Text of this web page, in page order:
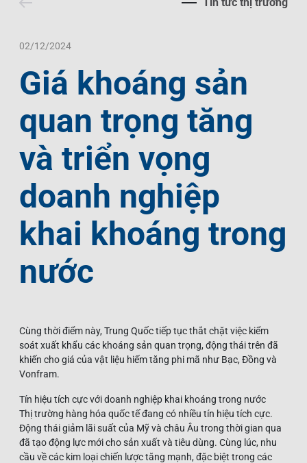
Tin Đầu Tư Tại Việt Nam
Thông Cáo Báo Chí
Ngôn Ngữ
VI
02/12/2024
Giá khoáng sản
quan trọng tăng
và triển vọng
doanh nghiệp
khai khoáng trong
nước
Cùng thời điểm này, Trung Quốc tiếp tục thắt chặt việc kiểm
soát xuất khẩu các khoáng sản quan trọng, động thái trên đã
khiến cho giá của vật liệu hiếm tăng phi mã như Bạc, Đồng và
Vonfram.
Tín hiệu tích cực với doanh nghiệp khai khoáng trong nước
Thị trường hàng hóa quốc tế đang có nhiều tín hiệu tích cực.
Động thái giảm lãi suất của Mỹ và châu Âu trong thời gian qua
đã tạo động lực mới cho sản xuất và tiêu dùng. Cùng lúc, nhu
cầu về các kim loại chiến lược tăng mạnh, đặc biệt trong các